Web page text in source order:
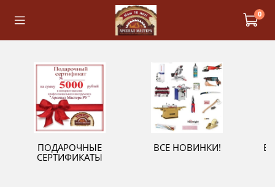
0
ПОДАРОЧНЫЕ
СЕРТИФИКАТЫ
ВСЕ НОВИНКИ!